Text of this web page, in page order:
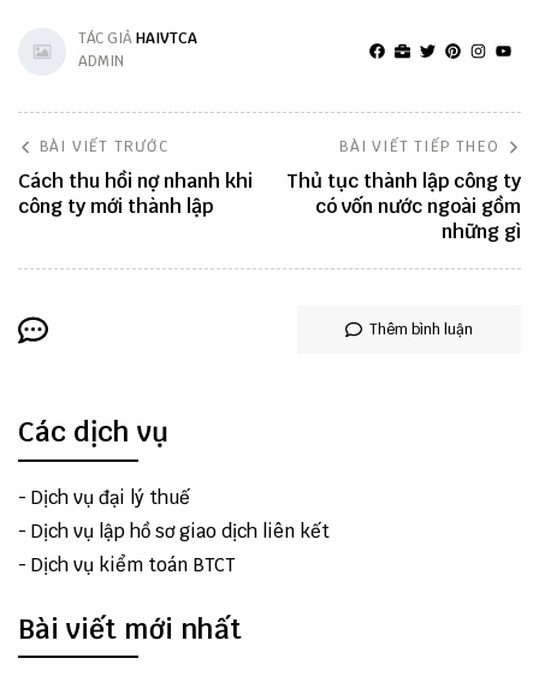
TÁC GIẢHAIVTCA
ADMIN
BÀI VIẾT TRƯỚC
Cách thu hồi nợ nhanh khi
công ty mới thành lập
BÀI VIẾT TIẾP THEO
Thủ tục thành lập công ty
có vốn nước ngoài gồm
những gì
Thêm bình luận
Các dịch vụ
- Dịch vụ đại lý thuế
- Dịch vụ lập hồ sơ giao dịch liên kết
- Dịch vụ kiểm toán BTCT
Bài viết mới nhất